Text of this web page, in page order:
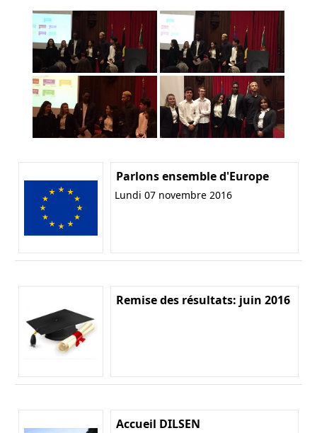
Parlons ensemble d'Europe
Lundi 07 novembre 2016
Remise des résultats: juin 2016
Accueil DILSEN